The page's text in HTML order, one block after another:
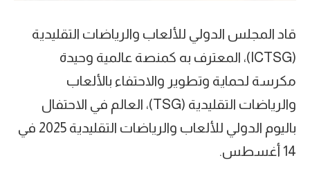
قاد المجلس الدولي للألعاب والرياضات التقليدية
(ICTSG)، المعترف به كمنصة عالمية وحيدة
مكرسة لحماية وتطوير والاحتفاء بالألعاب
والرياضات التقليدية (TSG)، العالم في الاحتفال
باليوم الدولي للألعاب والرياضات التقليدية 2025 في
14 أغسطس.